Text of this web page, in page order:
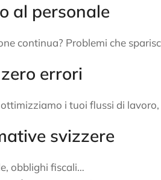
al personale
continua? Problemi che
errori
i tuoi flussi di
svizzere
obblighi fiscali…